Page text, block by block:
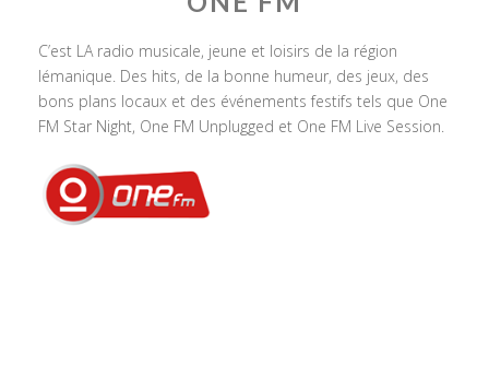
C’est LA radio musicale, jeune et loisirs de la région
lémanique. Des hits, de la bonne humeur, des jeux, des
bons plans locaux et des événements festifs tels que One
FM Star Night, One FM Unplugged et One FM Live Session.